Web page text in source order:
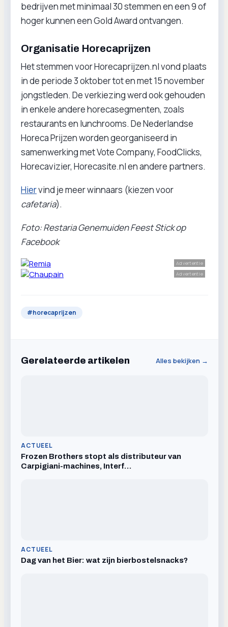
bedrijven met minimaal 30 stemmen en een 9 of
hoger kunnen een Gold Award ontvangen.
Organisatie Horecaprijzen
Het stemmen voor Horecaprijzen.nl vond plaats
in de periode 3 oktober tot en met 15 november
jongstleden. De verkiezing werd ook gehouden
in enkele andere horecasegmenten, zoals
restaurants en lunchrooms. De Nederlandse
Horeca Prijzen worden georganiseerd in
samenwerking met Vote Company, FoodClicks,
Horecavizier, Horecasite.nl en andere partners.
Hiervind je meer winnaars (kiezen voor
cafetaria).
Foto: Restaria Genemuiden Feest Stick op
Facebook
Advertentie
Advertentie
#horecaprijzen
Gerelateerde artikelen Alles bekijken →
ACTUEEL
Frozen Brothers stopt als distributeur van
Carpigiani-machines, Interf…
ACTUEEL
Dag van het Bier: wat zijn bierbostelsnacks?